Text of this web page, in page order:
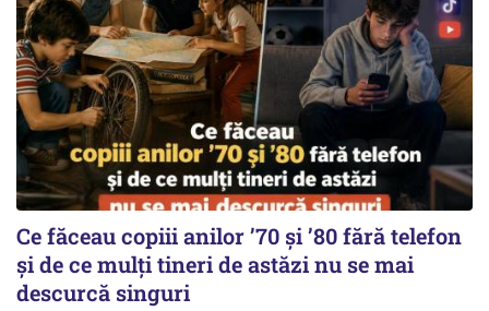
Ce făceau copiii anilor ’70 și ’80 fără telefon
și de ce mulți tineri de astăzi nu se mai
descurcă singuri